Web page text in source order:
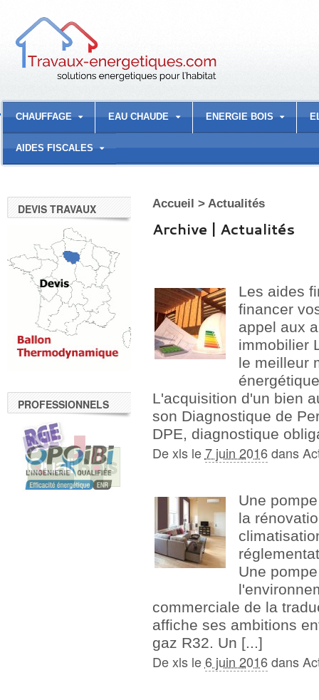
CHAUFFAGE EAU CHAUDE ENERGIE BOIS
AIDES FISCALES
Accueil > Actualités
Archive | Actualités
Les aides
financer
appel aux
immobilier
le meilleur
L'acquisition d'un bien
son Diagnostique de
DPE, diagnostique
De xls le 7 juin 2016 dans
Une
la
Une
commerciale de la
affiche ses ambitions
gaz R32. Un [...]
De xls le 6 juin 2016 dans
DEVIS TRAVAUX
PROFESSIONNELS